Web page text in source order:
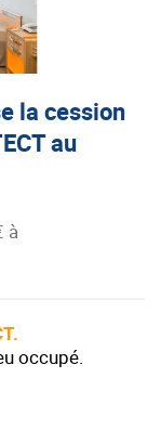
la cession
au
à
occupé.